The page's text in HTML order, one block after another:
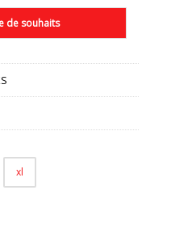
de souhaits
xl